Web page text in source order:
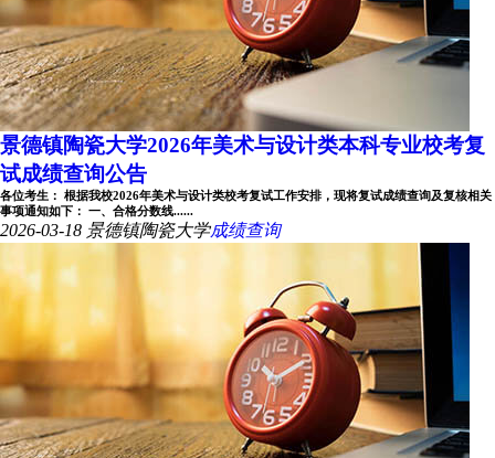
景德镇陶瓷大学2026年美术与设计类本科专业校考复
试成绩查询公告
各位考生： 根据我校2026年美术与设计类校考复试工作安排，现将复试成绩查询及复核相关
事项通知如下： 一、合格分数线......
2026-03-18 景德镇陶瓷大学成绩查询